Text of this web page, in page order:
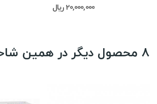
20,000,000 ریال
8 محصول دیگر در همین شاخه: